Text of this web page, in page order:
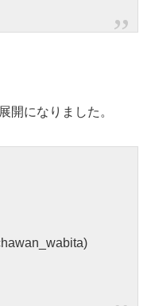
開になりました。